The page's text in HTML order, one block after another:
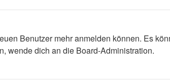
Benutzer mehr anmelden können. Es
wende dich an die Board-Administration.